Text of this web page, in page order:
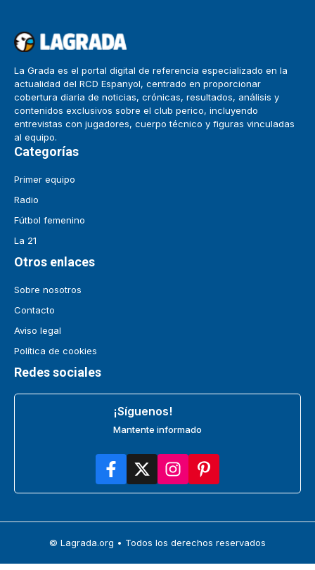
La Grada es el portal digital de referencia especializado en la
actualidad del RCD Espanyol, centrado en proporcionar
cobertura diaria de noticias, crónicas, resultados, análisis y
contenidos exclusivos sobre el club perico, incluyendo
entrevistas con jugadores, cuerpo técnico y figuras vinculadas
al equipo.
Categorías
Primer equipo
Radio
Fútbol femenino
La 21
Otros enlaces
Sobre nosotros
Contacto
Aviso legal
Política de cookies
Redes sociales
¡Síguenos!
Mantente informado
© Lagrada.org • Todos los derechos reservados